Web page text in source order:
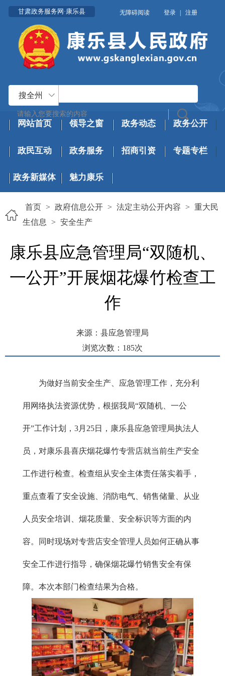
甘肃政务服务网·康乐县 无障碍阅读 登录 | 注册
搜全州
网站首页 领导之窗 政务动态 政务公开
政民互动 政务服务 招商引资 专题专栏
政务新媒体 魅力康乐
首页 > 政府信息公开 > 法定主动公开内容 > 重大民
生信息
> 安全生产
康乐县应急管理局“双随机、
一公开”开展烟花爆竹检查工
作
来源：县应急管理局
浏览次数： 185次
为做好当前安全生产、应急管理工作，充分利
用网络执法资源优势，根据我局“双随机、一公
开”工作计划，3月25日，康乐县应急管理局执法人
员，对康乐县喜庆烟花爆竹专营店就当前生产安全
工作进行检查。检查组从安全主体责任落实着手，
重点查看了安全设施、消防电气、销售储量、从业
人员安全培训、烟花质量、安全标识等方面的内
容。同时现场对专营店安全管理人员如何正确从事
安全工作进行指导，确保烟花爆竹销售安全有保
障。本次本部门检查结果为合格。